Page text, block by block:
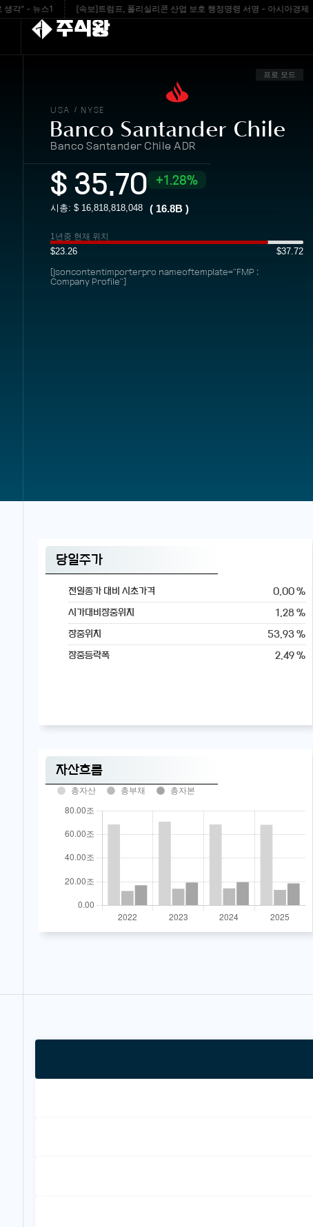
- 뉴스1 [속보]트럼프, 폴리실리콘 산업 보호 행정명령 서명 - 아시아경제 [
주식왕
프로 모드
USA / NYSE
Banco Santander Chile
Banco Santander Chile ADR
$ 35.70 1.28%
시총: $ 16,818,818,048 ( 16.8B )
1년중 현재 위치
$23.26 $37.72
[jsoncontentimporterpro nameoftemplate="FMP :
Company Profile"]
당일주가
전일종가 대비 시초가격 0.00 %
시가대비장중위치 1.28 %
장중위치 53.93 %
장중등락폭 2.49 %
자산흐름
총자산 총부채 총자본